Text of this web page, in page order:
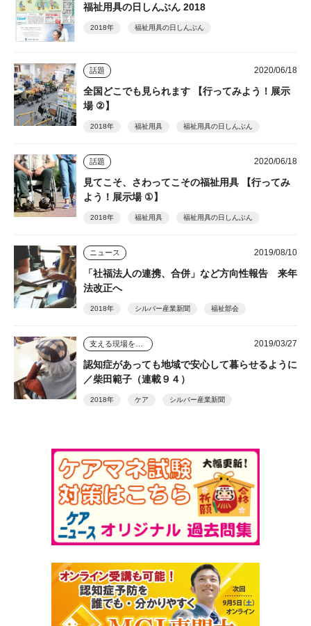
福祉用具の日しんぶん 2018
2018年 福祉用具の日しんぶん
話題 2020/06/18
全国どこでも見られます 【行ってみよう！展示
場 ②】
2018年 福祉用具 福祉用具の日しんぶん
話題 2020/06/18
見てこそ、さわってこその福祉用具 【行ってみ
よう！展示場 ①】
2018年 福祉用具 福祉用具の日しんぶん
ニュース 2019/08/10
「社福法人の連携、合併」など方向性報告 来年
法改正へ
2018年 シルバー産業新聞 福祉部会
2019/03/27
認知症があっても地域で安心して暮らせるように
／柴田範子（連載９４）
2018年 ケア シルバー産業新聞